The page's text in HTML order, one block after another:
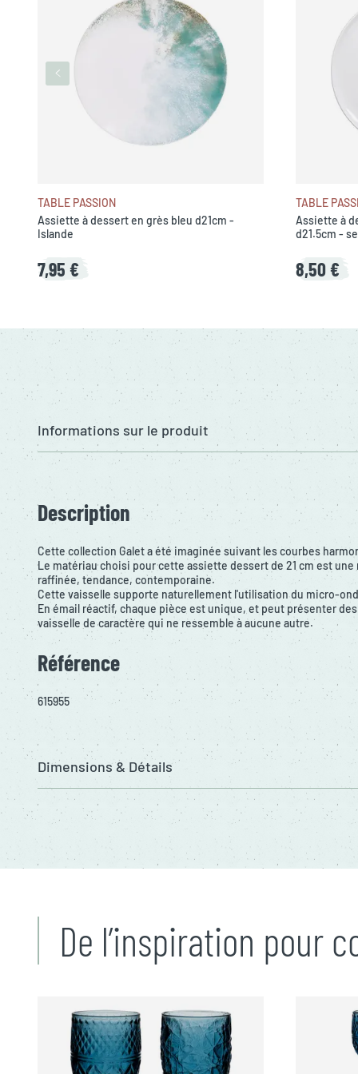
TABLE PASSION
Assiette à dessert en grès bleu d21cm -
Islande
7,95 €
TABLE
Assiette à
d21.5cm -
8,50 €
Informations sur le produit
Description
Cette collection Galet a été imaginée suivant les courbes
Le matériau choisi pour cette assiette dessert de 21 cm est
raffinée, tendance, contemporaine.
Cette vaisselle supporte naturellement l'utilisation du micro-
En émail réactif, chaque pièce est unique, et peut présenter
vaisselle de caractère qui ne ressemble à aucune autre.
Référence
615955
Dimensions & Détails
De l’inspiration pour